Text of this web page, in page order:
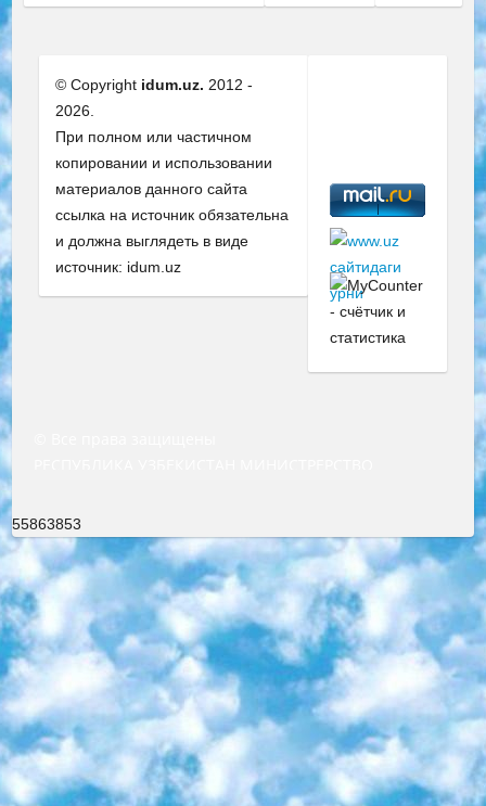
© Copyright idum.uz. 2012 -
2026.
При полном или частичном
копировании и использовании
материалов данного сайта
ссылка на источник обязательна
и должна выглядеть в виде
источник: idum.uz
55863853